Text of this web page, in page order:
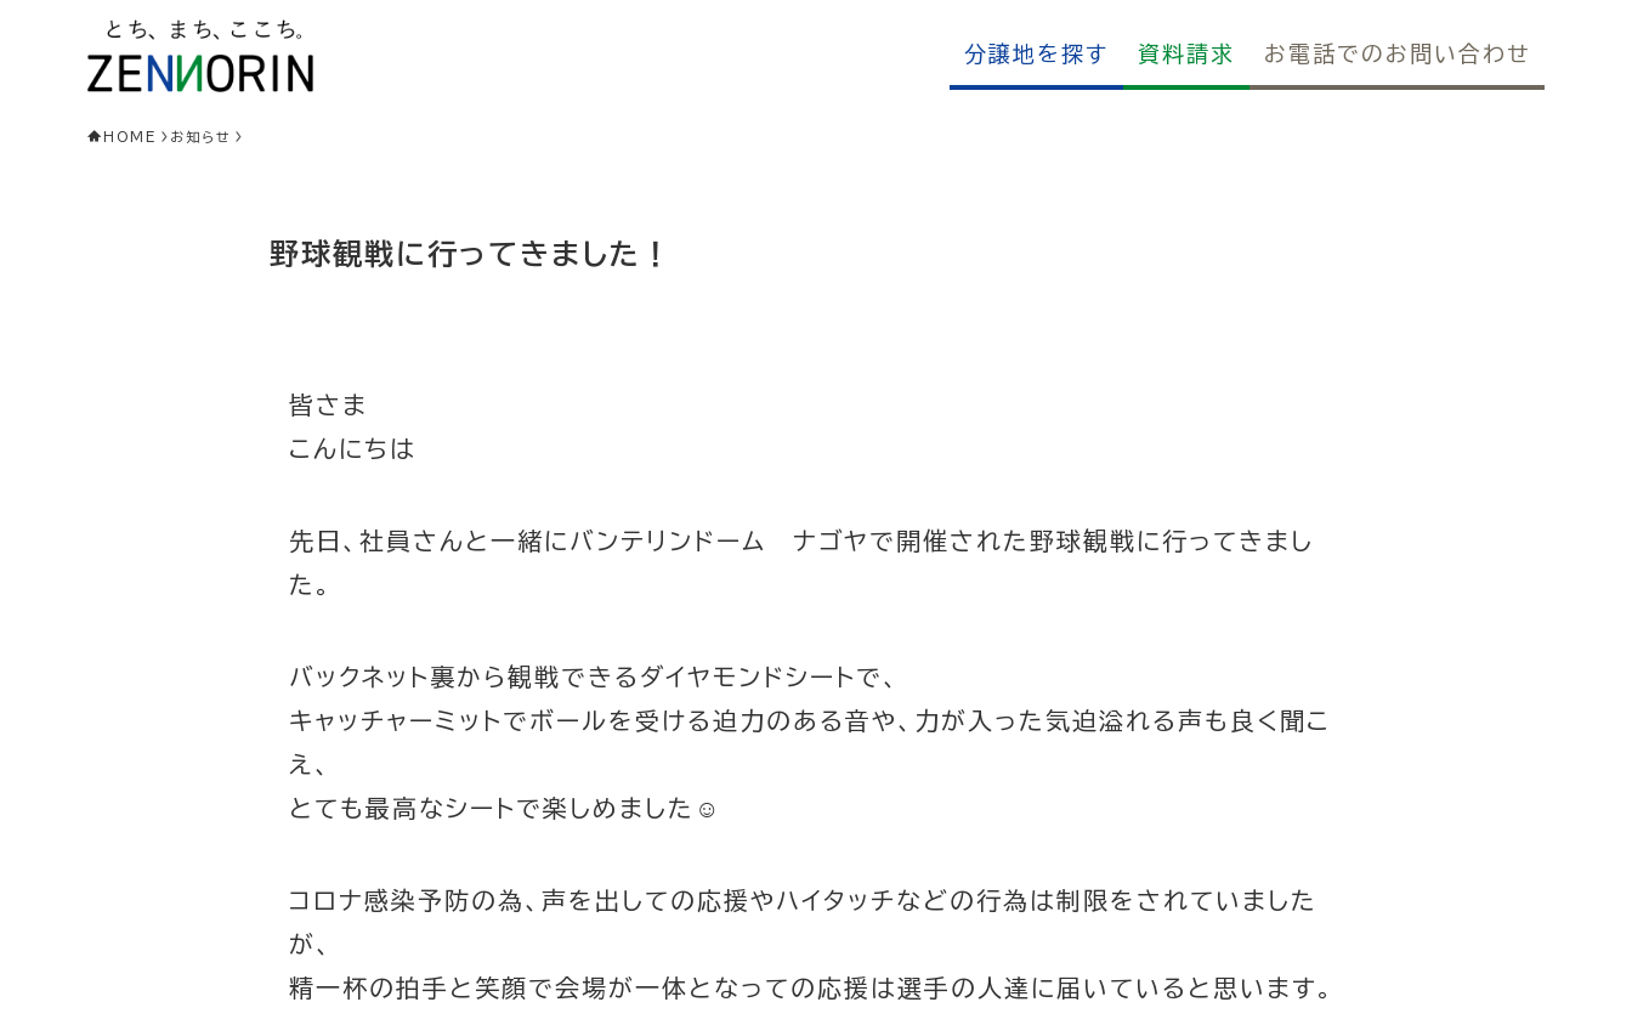
分譲地を探す 資料請求 お電話でのお問い合わせ
HOME お知らせ
野球観戦に行ってきました！
皆さま
こんにちは
先日、社員さんと一緒にバンテリンドーム ナゴヤで開催された野球観戦に行ってきまし
た。
バックネット裏から観戦できるダイヤモンドシートで、
キャッチャーミットでボールを受ける迫力のある音や、力が入った気迫溢れる声も良く聞こ
え、
とても最高なシートで楽しめました☺
コロナ感染予防の為、声を出しての応援やハイタッチなどの行為は制限をされていました
が、
精一杯の拍手と笑顔で会場が一体となっての応援は選手の人達に届いていると思います。